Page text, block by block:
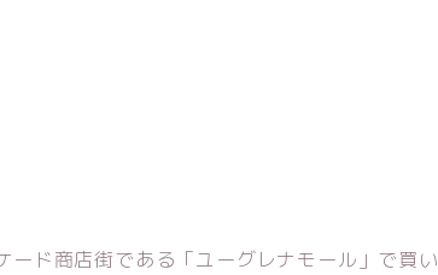
ド商店街である「ユーグレナモール」で買い